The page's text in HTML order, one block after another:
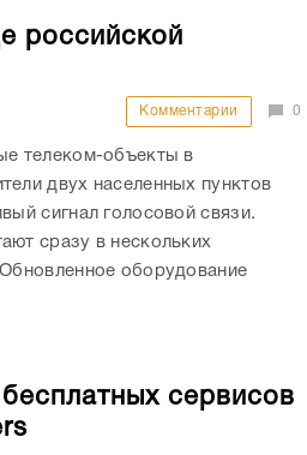
российской
Комментарии 0
телеком-объекты в
двух населенных пунктов
сигнал голосовой связи.
сразу в нескольких
оборудование
сервисов